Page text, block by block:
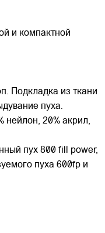
и компактной
Подкладка из ткани
пуха.
нейлон, 20% акрил,
пух 800 fill power,
пуха 600fp и